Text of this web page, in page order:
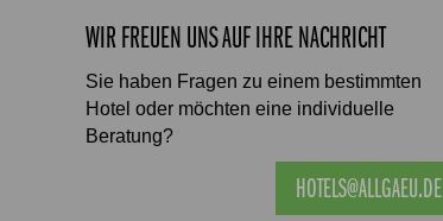
WIR FREUEN UNS AUF IHRE NACHRICHT
Sie haben Fragen zu einem bestimmten
Hotel oder möchten eine individuelle
Beratung?
HOTELS@ALLGAEU.DE